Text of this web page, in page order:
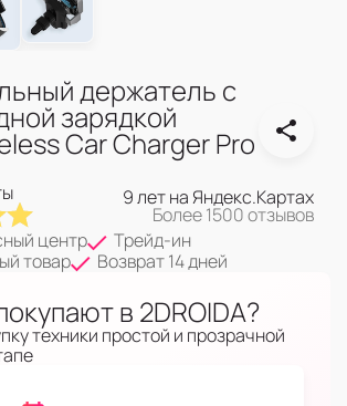
держатель с
зарядкой
Car Charger Pro
9 лет на Яндекс.Картах
Более 1500 отзывов
центр
Трейд-ин
товар
Возврат 14 дней
в 2DROIDA?
техники простой и прозрачной